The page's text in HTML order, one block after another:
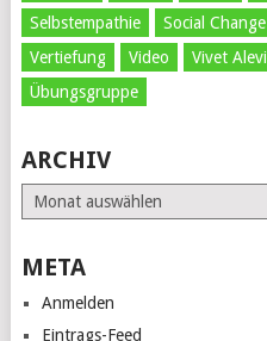
Selbstempathie
Social Change
Vertiefung
Video Vivet Alevi
Übungsgruppe
ARCHIV
Archiv
META
Anmelden
Eintrags-Feed